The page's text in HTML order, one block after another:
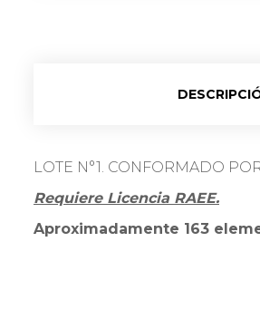
LOTE N°1. CONFORMADO
Requiere Licencia RAEE.
Aproximadamente 163